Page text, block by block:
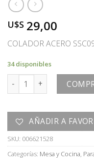
U$S 29,00
COLADOR ACERO
34 disponibles
COLADOR cantidad
AÑADIR A
SKU: 006621528
Categorías: Mesa y Cocina,